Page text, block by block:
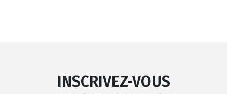
INSCRIVEZ-VOUS